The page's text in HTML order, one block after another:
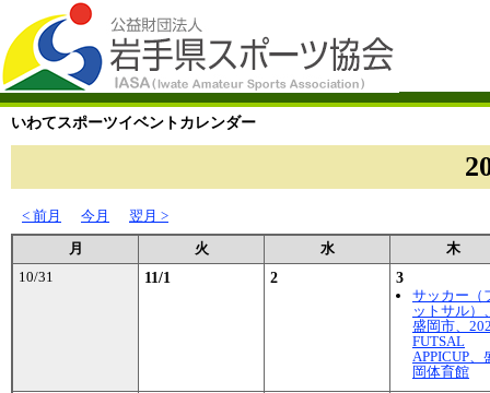
いわてスポーツイベントカレンダー
< 前月 今月
翌月 >
月
火 水
木
10/31
11/1 2 3
サッカー（
ットサル）
盛岡市、
FUTSAL
APPICUP、
岡体育館